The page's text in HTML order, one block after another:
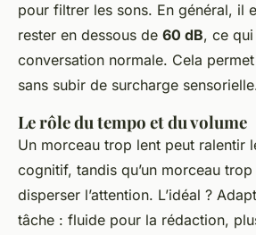
pour filtrer les sons. En général, il
rester en dessous de 60 dB, ce
conversation normale. Cela
sans subir de surcharge
Le rôle du tempo et du volume
Un morceau trop lent peut ralentir
cognitif, tandis qu’un morceau
disperser l’attention. L’idéal ?
tâche : fluide pour la rédaction,